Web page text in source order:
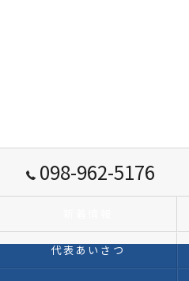
098-962-5176
代表あいさつ